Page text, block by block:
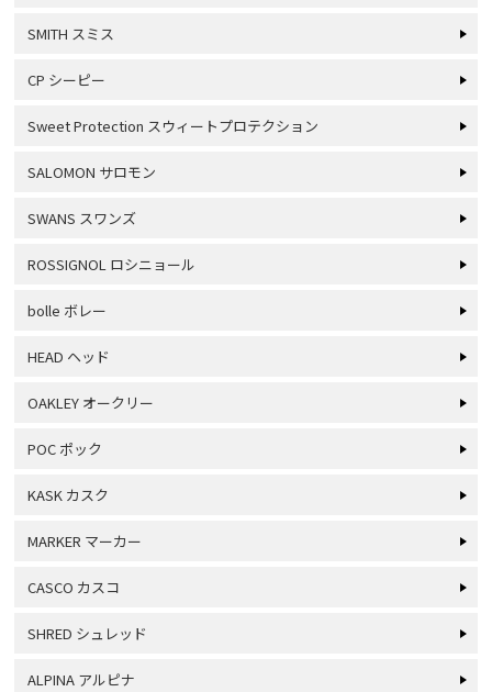
SMITH スミス
CP シーピー
Sweet Protection スウィートプロテクション
SALOMON サロモン
SWANS スワンズ
ROSSIGNOL ロシニョール
bolle ボレー
HEAD ヘッド
OAKLEY オークリー
POC ポック
KASK カスク
MARKER マーカー
CASCO カスコ
SHRED シュレッド
ALPINA アルピナ